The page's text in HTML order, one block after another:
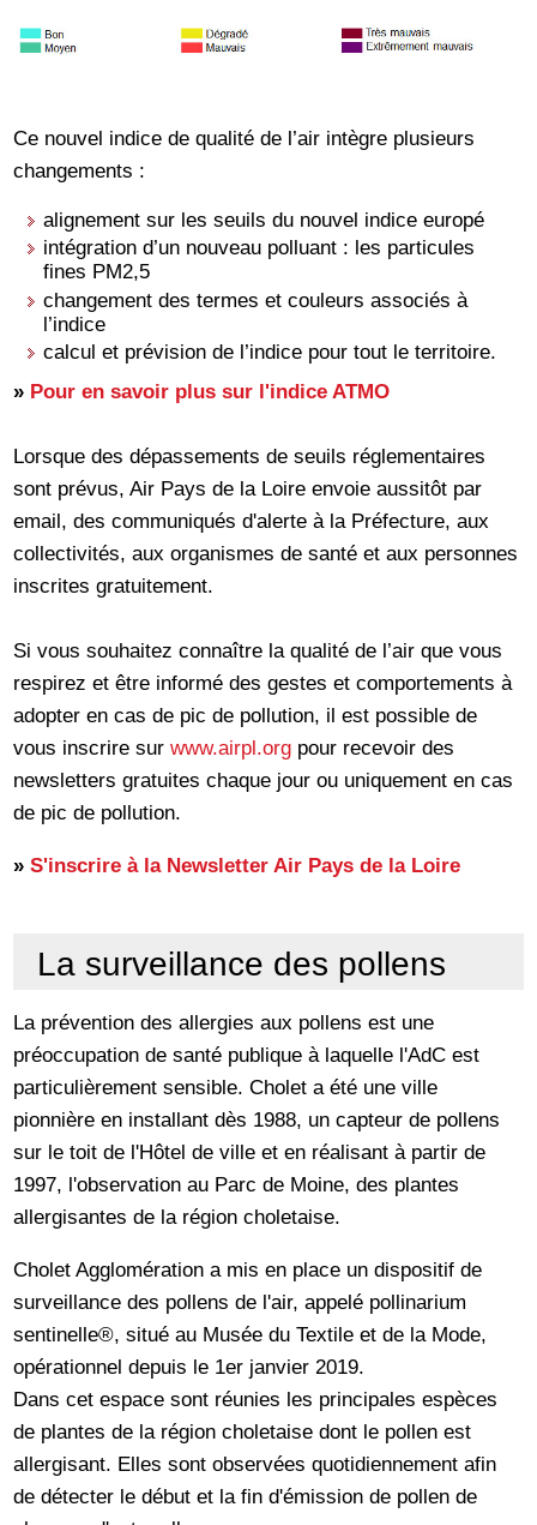
Ce nouvel indice de qualité de l’air intègre plusieurs
changements :
alignement sur les seuils du nouvel indice europé
intégration d’un nouveau polluant : les particules
fines PM2,5
changement des termes et couleurs associés à
l’indice
calcul et prévision de l’indice pour tout le territoire.
» Pour en savoir plus sur l'indice ATMO
Lorsque des dépassements de seuils réglementaires
sont prévus, Air Pays de la Loire envoie aussitôt par
email, des communiqués d'alerte à la Préfecture, aux
collectivités, aux organismes de santé et aux personnes
inscrites gratuitement.
Si vous souhaitez connaître la qualité de l’air que vous
respirez et être informé des gestes et comportements à
adopter en cas de pic de pollution, il est possible de
vous inscrire surwww.airpl.org pour recevoir des
newsletters gratuites chaque jour ou uniquement en cas
de pic de pollution.
»S'inscrire à la Newsletter Air Pays de la Loire
La surveillance des pollens
La prévention des allergies aux pollens est une
préoccupation de santé publique à laquelle l'AdC est
particulièrement sensible. Cholet a été une ville
pionnière en installant dès 1988, un capteur de pollens
sur le toit de l'Hôtel de ville et en réalisant à partir de
1997, l'observation au Parc de Moine, des plantes
allergisantes de la région choletaise.
Cholet Agglomération a mis en place un dispositif de
surveillance des pollens de l'air, appelé pollinarium
sentinelle®, situé au Musée du Textile et de la Mode,
opérationnel depuis le 1er janvier 2019.
Dans cet espace sont réunies les principales espèces
de plantes de la région choletaise dont le pollen est
allergisant. Elles sont observées quotidiennement afin
de détecter le début et la fin d'émission de pollen de